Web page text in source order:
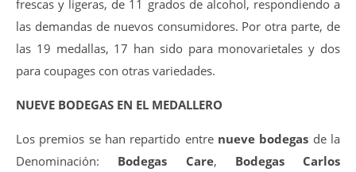
frescas y ligeras, de 11 grados de alcohol, respondiendo a
las demandas de nuevos consumidores. Por otra parte, de
las 19 medallas, 17 han sido para monovarietales y dos
para coupages con otras variedades.
NUEVE BODEGAS EN EL MEDALLERO
Los premios se han repartido entre nueve bodegas de la
Denominación: Bodegas Care, Bodegas Carlos